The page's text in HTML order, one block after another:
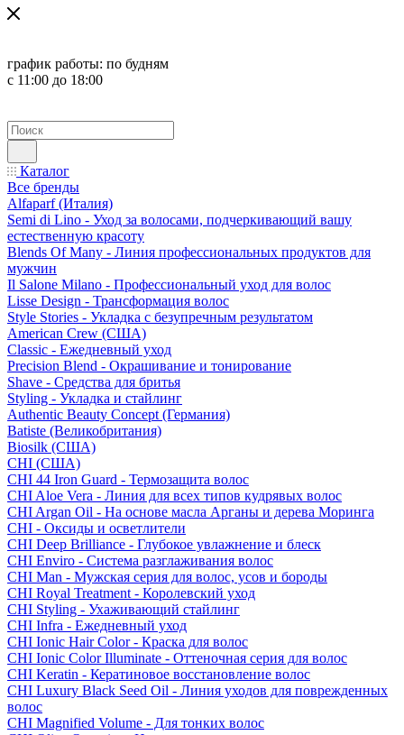
график работы: по будням
с 11:00 до 18:00
Каталог
Все бренды
Alfaparf (Италия)
Semi di Lino - Уход за волосами, подчеркивающий вашу
естественную красоту
Blends Of Many - Линия профессиональных продуктов для
мужчин
Il Salone Milano - Профессиональный уход для волос
Lisse Design - Трансформация волос
Style Stories - Укладка с безупречным результатом
American Crew (США)
Classic - Ежедневный уход
Precision Blend - Окрашивание и тонирование
Shave - Средства для бритья
Styling - Укладка и стайлинг
Authentic Beauty Concept (Германия)
Batiste (Великобритания)
Biosilk (США)
CHI (США)
CHI 44 Iron Guard - Термозащита волос
CHI Aloe Vera - Линия для всех типов кудрявых волос
CHI Argan Oil - На основе масла Арганы и дерева Моринга
CHI - Оксиды и осветлители
CHI Deep Brilliance - Глубокое увлажнение и блеск
CHI Enviro - Система разглаживания волос
CHI Man - Мужская серия для волос, усов и бороды
CHI Royal Treatment - Королевский уход
CHI Styling - Ухаживающий стайлинг
CHI Infra - Ежедневный уход
CHI Ionic Hair Color - Краска для волос
CHI Ionic Color Illuminate - Оттеночная серия для волос
CHI Keratin - Кератиновое восстановление волос
CHI Luxury Black Seed Oil - Линия уходов для поврежденных
волос
CHI Magnified Volume - Для тонких волос